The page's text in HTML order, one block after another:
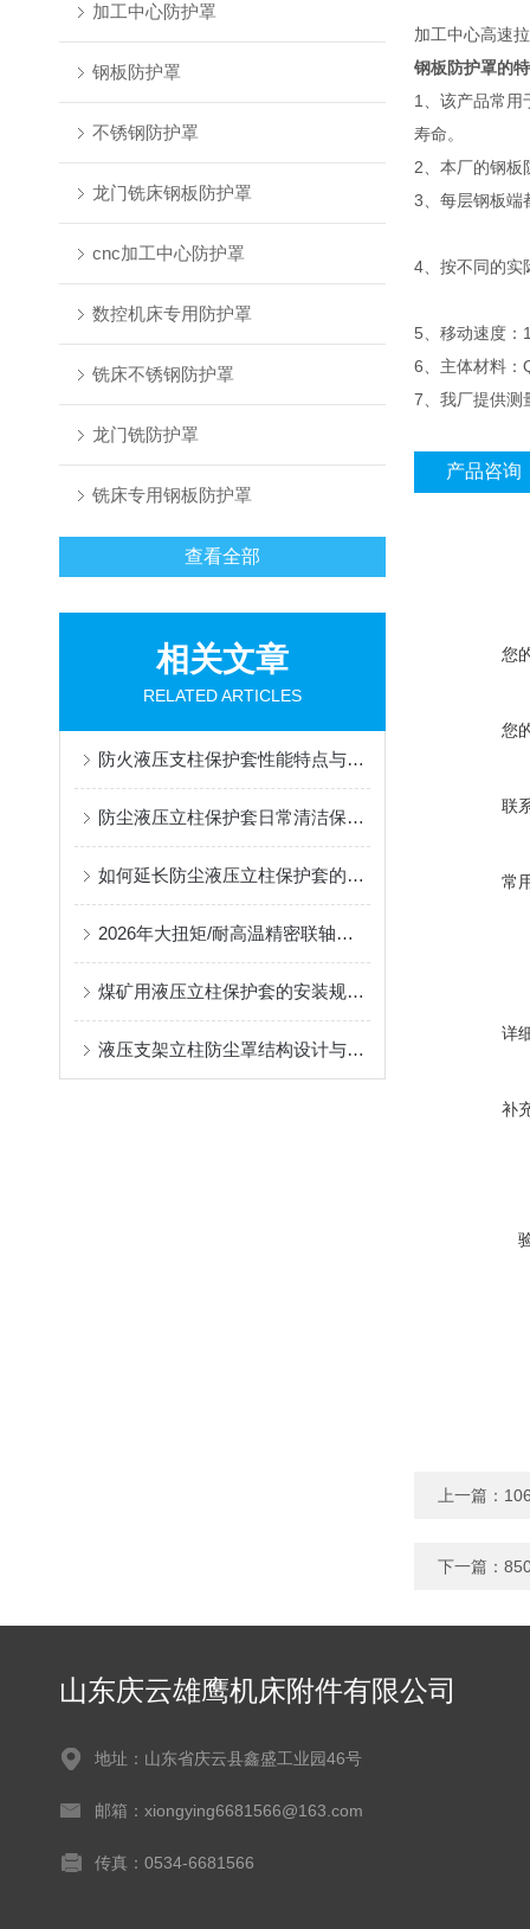
加工中心防护罩
钢板防护罩
不锈钢防护罩
龙门铣床钢板防护罩
cnc加工中心防护罩
数控机床专用防护罩
铣床不锈钢防护罩
龙门铣防护罩
铣床专用钢板防护罩
查看全部
相关文章
RELATED ARTICLES
防火液压支柱保护套性能特点与阻燃防护应用
防尘液压立柱保护套日常清洁保养与更换规范
如何延长防尘液压立柱保护套的使用寿命？
2026年大扭矩/耐高温精密联轴器定制找哪家？能实现精准定制的优质厂家盘点
煤矿用液压立柱保护套的安装规范与使用寿命提升方案
液压支架立柱防尘罩结构设计与密封防护原理
加工中心高速
钢板防护罩的
1、该产品常用
寿命。
2、本厂的钢板
3、每层钢板端
4、按不同的实
5、移动速度：
6、主体材料：
7、我厂提供测
产品咨询
您
您
联
常
详
补
上一篇：
下一篇：
山东庆云雄鹰机床附件有限公司
地址：山东省庆云县鑫盛工业园46号
邮箱：xiongying6681566@163.com
传真：0534-6681566